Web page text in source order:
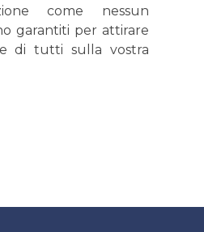
come nessun
garantiti per attirare
di tutti sulla vostra